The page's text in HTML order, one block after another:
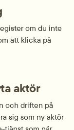
om du inte
att klicka på
aktör
och driften på
sig som ny aktör